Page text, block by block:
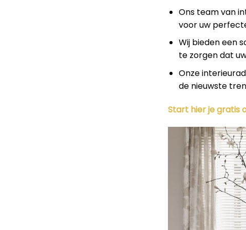
Ons team van
voor uw
Wij bieden een
te zorgen dat
Onze
de nieuwste
Start hier je gratis